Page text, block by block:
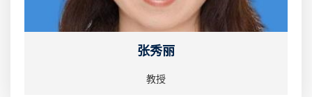
张秀丽
教授